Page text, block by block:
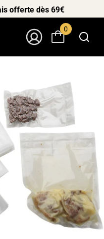
offerte dès 69€
0